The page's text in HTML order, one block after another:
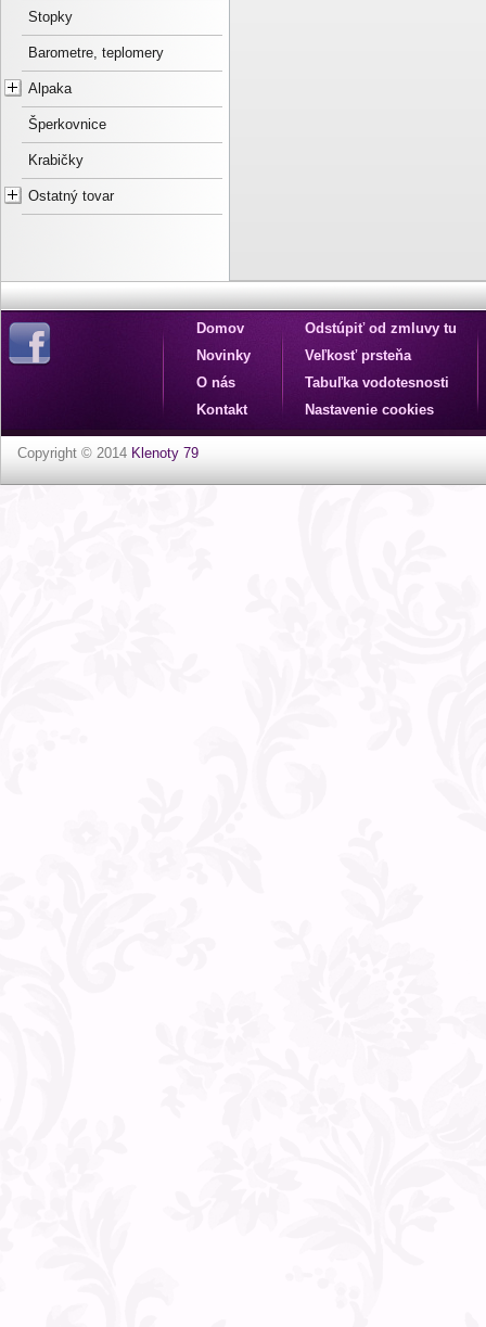
Stopky
Barometre, teplomery
Alpaka
Šperkovnice
Krabičky
Ostatný tovar
Domov
Novinky
O nás
Kontakt
Odstúpiť od zmluvy tu
Veľkosť prsteňa
Tabuľka vodotesnosti
Nastavenie cookies
Copyright © 2014 Klenoty 79